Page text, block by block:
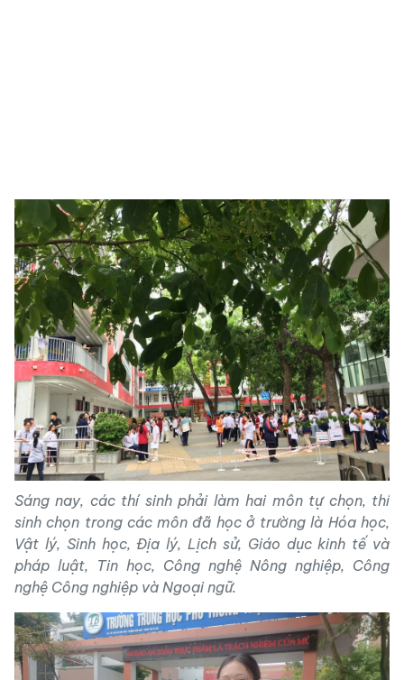
Sáng nay, các thí sinh phải làm hai môn tự chọn, thí
sinh chọn trong các môn đã học ở trường là Hóa học,
Vật lý, Sinh học, Địa lý, Lịch sử, Giáo dục kinh tế và
pháp luật, Tin học, Công nghệ Nông nghiệp, Công
nghệ Công nghiệp và Ngoại ngữ.